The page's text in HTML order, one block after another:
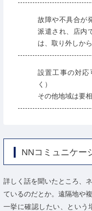
故障や不具合が
派遣され、店内
は、取り外しか
設置工事の対応
く）
その他地域は要
NNコミュニケー
詳しく話を聞いたところ、
ているのだとか。遠隔地や
一挙に確認したい、という